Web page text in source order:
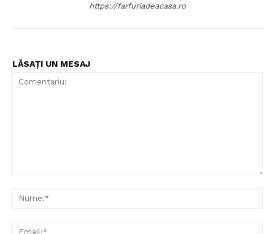
https://farfuriadeacasa.ro
LĂSAȚI UN MESAJ